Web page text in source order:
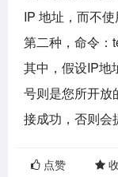
IP 地址，而不使
第二种，命令：
其中，假设IP地
号则是您所开放
接成功，否则会
点赞